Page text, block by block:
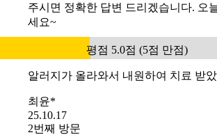
주시면 정확한 답변 드리겠습니다. 오
세요~
평점 5.0점 (5점 만점)
알러지가 올라와서 내원하여 치료 받
최윤*
25.10.17
2번째 방문